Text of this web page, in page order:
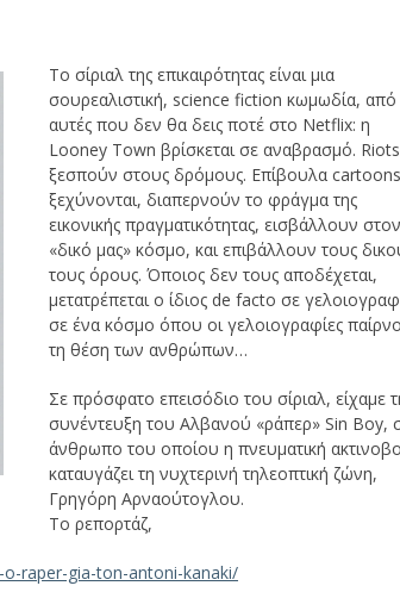
Το σίριαλ της επικαιρότητας είναι μια
σουρεαλιστική, science fiction κωμωδία, από
αυτές που δεν θα δεις ποτέ στο Netflix: η
Looney Town βρίσκεται σε αναβρασμό. Riots
ξεσπούν στους δρόμους. Επίβουλα cartoons
ξεχύνονται, διαπερνούν το φράγμα της
εικονικής πραγματικότητας, εισβάλλουν στoν
«δικό μας» κόσμο, και επιβάλλουν τους
τους όρους. Όποιος δεν τους αποδέχεται,
μετατρέπεται ο ίδιος de facto σε
σε ένα κόσμο όπου οι γελοιογραφίες
τη θέση των ανθρώπων…
Σε πρόσφατο επεισόδιο του σίριαλ, είχαμε
συνέντευξη του Αλβανού «ράπερ» Sin Boy,
άνθρωπο του οποίου η πνευματική
καταυγάζει τη νυχτερινή τηλεοπτική ζώνη,
Γρηγόρη Αρναούτογλου.
Το ρεπορτάζ,
raper-gia-ton-antoni-kanaki/